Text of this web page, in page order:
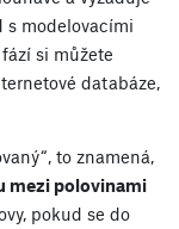
s modelovacími
si můžete
databáze,
to znamená,
mezi polovinami
pokud se do